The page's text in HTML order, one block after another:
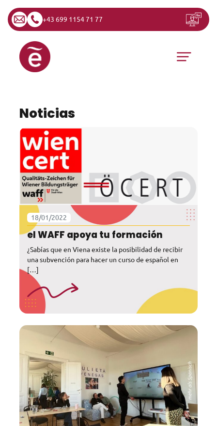
+43 699 1154 71 77
Saltar al contenido
Navegación principal
Noticias
18/01/2022
el WAFF apoya tu formación
¿Sabías que en Viena existe la posibilidad de recibir
una subvención para hacer un curso de español en
[…]